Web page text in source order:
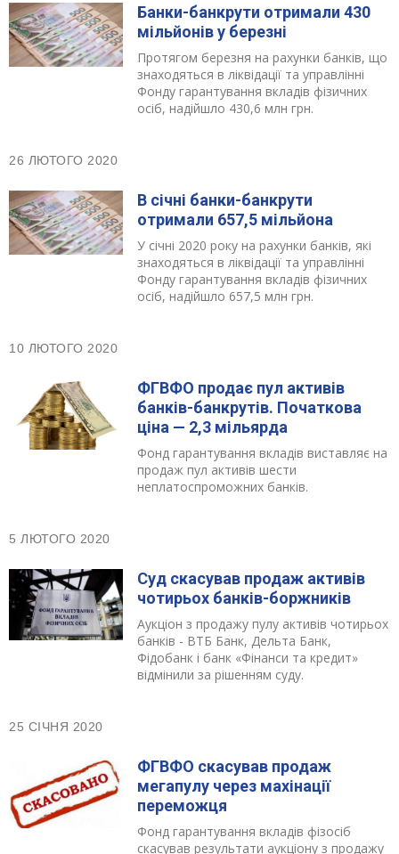
Банки-банкрути отримали 430
мільйонів у березні
Протягом березня на рахунки банків, що
знаходяться в ліквідації та управлінні
Фонду гарантування вкладів фізичних
осіб, надійшло 430,6 млн грн.
26 ЛЮТОГО 2020
В січні банки-банкрути
отримали 657,5 мільйона
У січні 2020 року на рахунки банків, які
знаходяться в ліквідації та управлінні
Фонду гарантування вкладів фізичних
осіб, надійшло 657,5 млн грн.
10 ЛЮТОГО 2020
ФГВФО продає пул активів
банків-банкрутів. Початкова
ціна — 2,3 мільярда
Фонд гарантування вкладів виставляє на
продаж пул активів шести
неплатоспроможних банків.
5 ЛЮТОГО 2020
Суд скасував продаж активів
чотирьох банків-боржників
Аукціон з продажу пулу активів чотирьох
банків - ВТБ Банк, Дельта Банк,
Фідобанк і банк «Фінанси та кредит»
відмінили за рішенням суду.
25 СІЧНЯ 2020
ФГВФО скасував продаж
мегапулу через махінації
переможця
Фонд гарантування вкладів фізосіб
скасував результати аукціону з продажу